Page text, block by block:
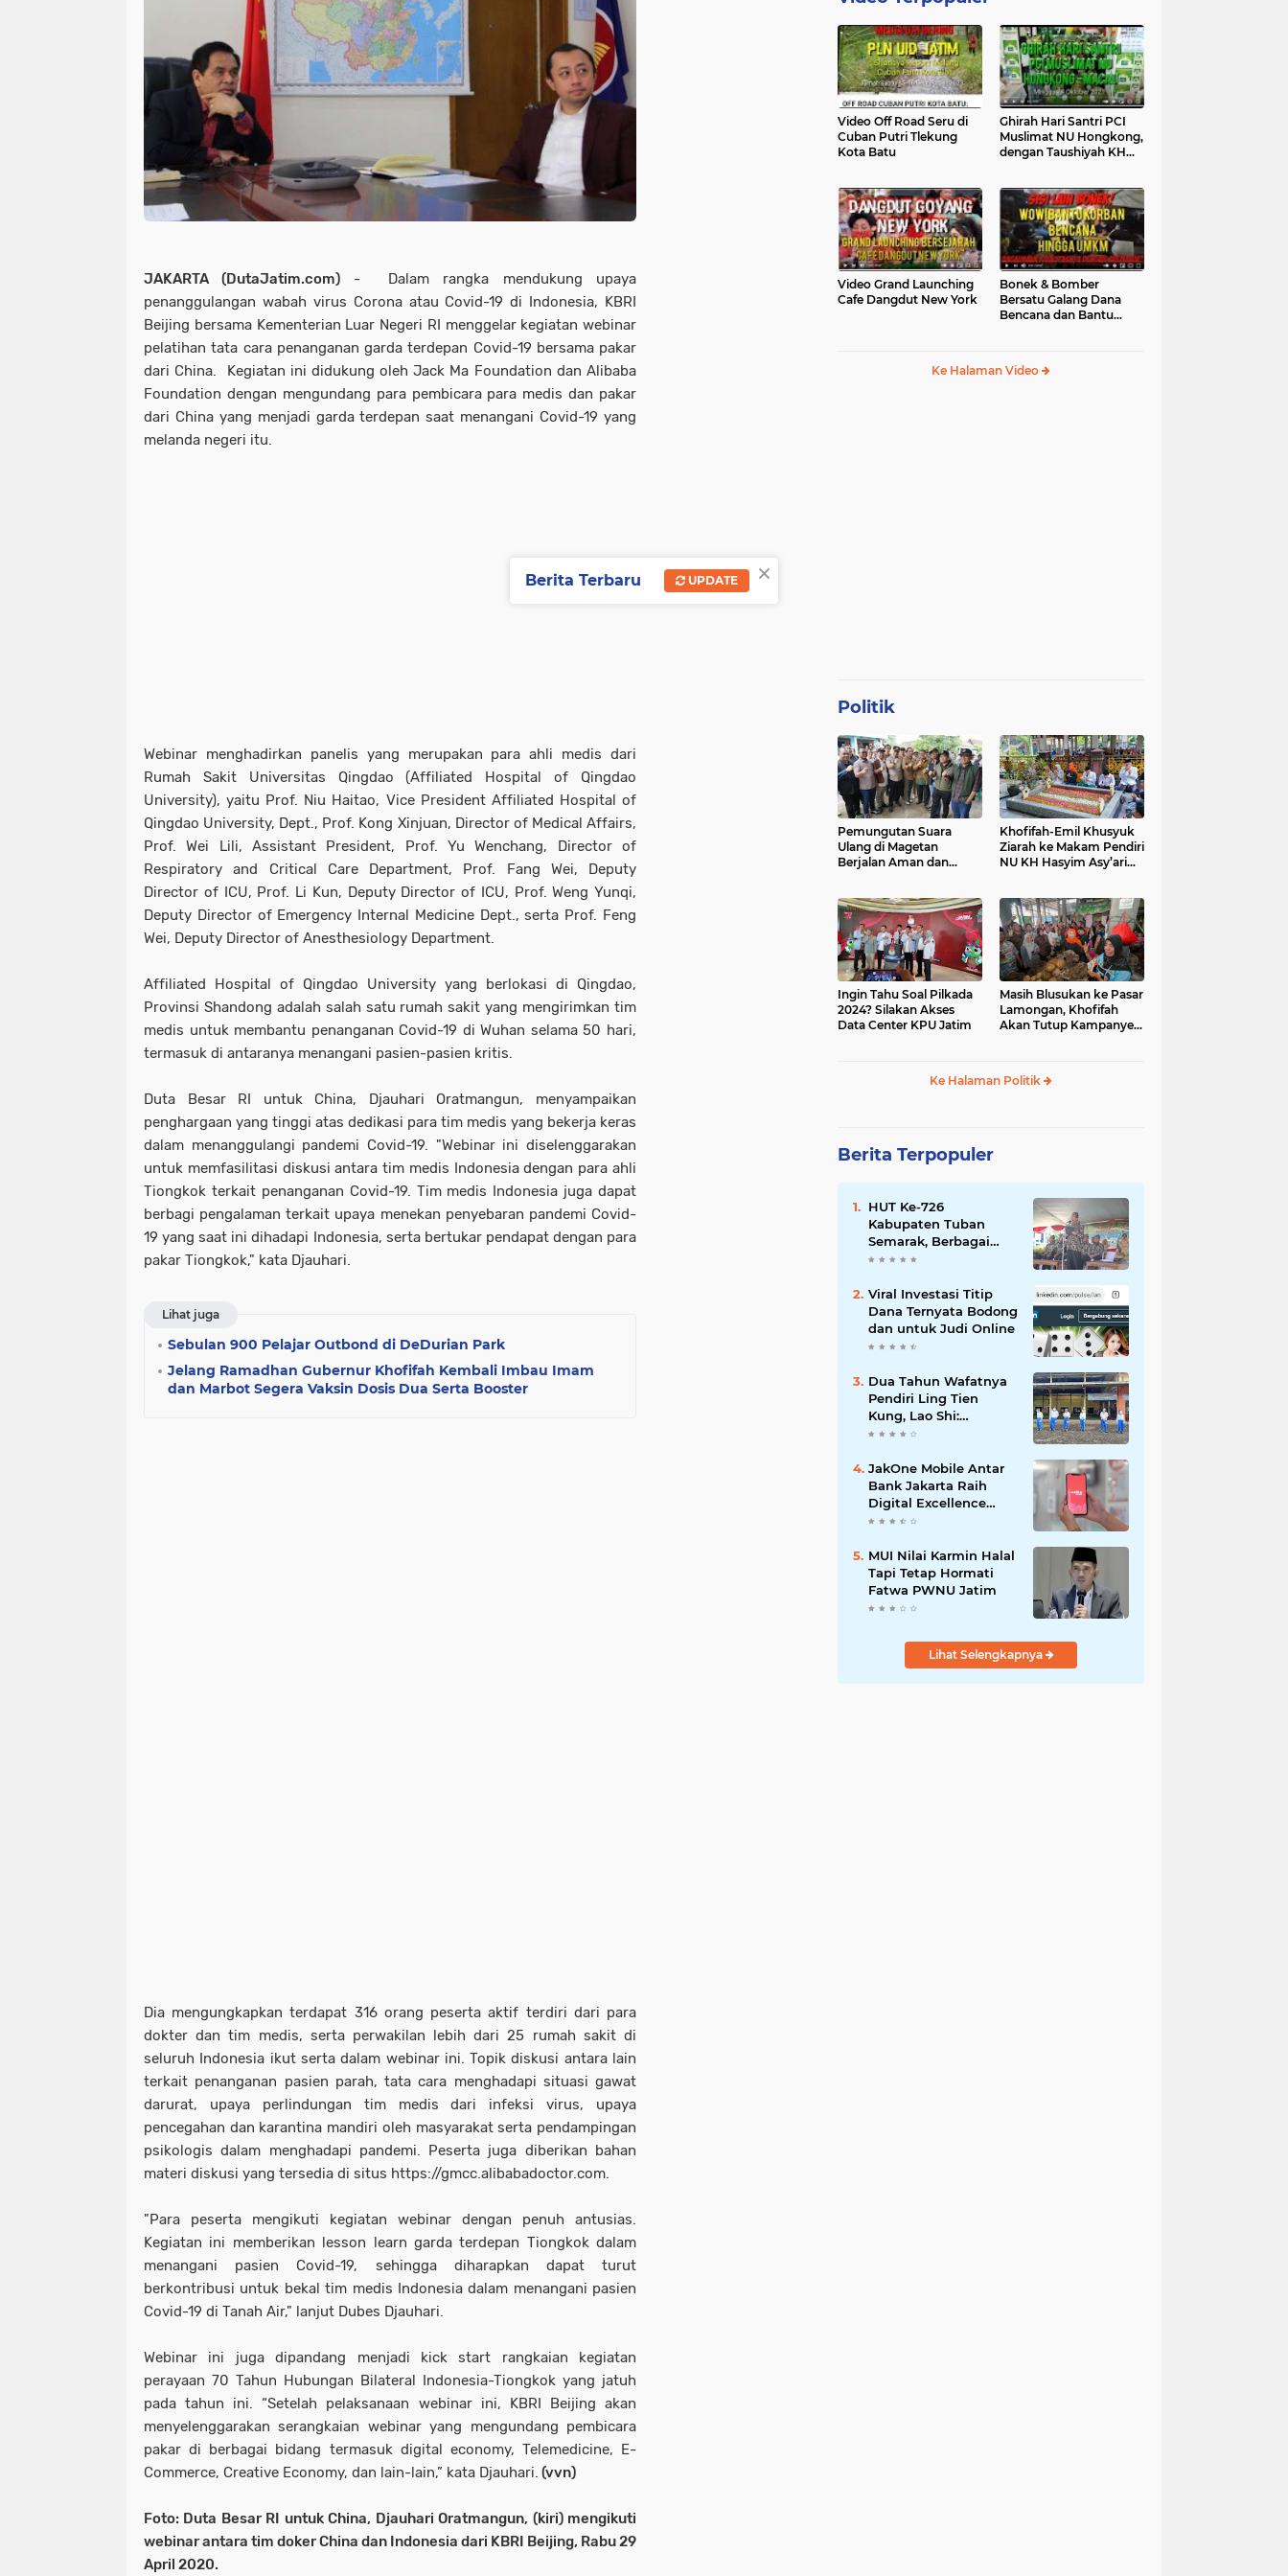
JAKARTA (DutaJatim.com) - Dalam rangka mendukung upaya
penanggulangan wabah virus Corona atau Covid-19 di Indonesia, KBRI
Beijing bersama Kementerian Luar Negeri RI menggelar kegiatan webinar
pelatihan tata cara penanganan garda terdepan Covid-19 bersama pakar
dari China. Kegiatan ini didukung oleh Jack Ma Foundation dan Alibaba
Foundation dengan mengundang para pembicara para medis dan pakar
dari China yang menjadi garda terdepan saat menangani Covid-19 yang
melanda negeri itu.
Webinar menghadirkan panelis yang merupakan para ahli medis dari
Rumah Sakit Universitas Qingdao (Affiliated Hospital of Qingdao
University), yaitu Prof. Niu Haitao, Vice President Affiliated Hospital of
Qingdao University, Dept., Prof. Kong Xinjuan, Director of Medical Affairs,
Prof. Wei Lili, Assistant President, Prof. Yu Wenchang, Director of
Respiratory and Critical Care Department, Prof. Fang Wei, Deputy
Director of ICU, Prof. Li Kun, Deputy Director of ICU, Prof. Weng Yunqi,
Deputy Director of Emergency Internal Medicine Dept., serta Prof. Feng
Wei, Deputy Director of Anesthesiology Department.
Affiliated Hospital of Qingdao University yang berlokasi di Qingdao,
Provinsi Shandong adalah salah satu rumah sakit yang mengirimkan tim
medis untuk membantu penanganan Covid-19 di Wuhan selama 50 hari,
termasuk di antaranya menangani pasien-pasien kritis.
Duta Besar RI untuk China, Djauhari Oratmangun, menyampaikan
penghargaan yang tinggi atas dedikasi para tim medis yang bekerja keras
dalam menanggulangi pandemi Covid-19. "Webinar ini diselenggarakan
untuk memfasilitasi diskusi antara tim medis Indonesia dengan para ahli
Tiongkok terkait penanganan Covid-19. Tim medis Indonesia juga dapat
berbagi pengalaman terkait upaya menekan penyebaran pandemi Covid-
19 yang saat ini dihadapi Indonesia, serta bertukar pendapat dengan para
pakar Tiongkok," kata Djauhari.
Lihat juga
Sebulan 900 Pelajar Outbond di DeDurian Park
Jelang Ramadhan Gubernur Khofifah Kembali Imbau Imam
dan Marbot Segera Vaksin Dosis Dua Serta Booster
Dia mengungkapkan terdapat 316 orang peserta aktif terdiri dari para
dokter dan tim medis, serta perwakilan lebih dari 25 rumah sakit di
seluruh Indonesia ikut serta dalam webinar ini. Topik diskusi antara lain
terkait penanganan pasien parah, tata cara menghadapi situasi gawat
darurat, upaya perlindungan tim medis dari infeksi virus, upaya
pencegahan dan karantina mandiri oleh masyarakat serta pendampingan
psikologis dalam menghadapi pandemi. Peserta juga diberikan bahan
materi diskusi yang tersedia di situs https://gmcc.alibabadoctor.com.
"Para peserta mengikuti kegiatan webinar dengan penuh antusias.
Kegiatan ini memberikan lesson learn garda terdepan Tiongkok dalam
menangani pasien Covid-19, sehingga diharapkan dapat turut
berkontribusi untuk bekal tim medis Indonesia dalam menangani pasien
Covid-19 di Tanah Air," lanjut Dubes Djauhari.
Webinar ini juga dipandang menjadi kick start rangkaian kegiatan
perayaan 70 Tahun Hubungan Bilateral Indonesia-Tiongkok yang jatuh
pada tahun ini. “Setelah pelaksanaan webinar ini, KBRI Beijing akan
menyelenggarakan serangkaian webinar yang mengundang pembicara
pakar di berbagai bidang termasuk digital economy, Telemedicine, E-
Commerce, Creative Economy, dan lain-lain,” kata Djauhari. (vvn)
Foto: Duta Besar RI untuk China, Djauhari Oratmangun, (kiri) mengikuti
webinar antara tim doker China dan Indonesia dari KBRI Beijing, Rabu 29
April 2020.
Video Off Road Seru di
Cuban Putri Tlekung
Kota Batu
Ghirah Hari Santri PCI
Muslimat NU Hongkong,
dengan Taushiyah KH
Video Grand Launching
Cafe Dangdut New York
Bonek & Bomber
Bersatu Galang Dana
Bencana dan Bantu
Ke Halaman Video
Politik
Pemungutan Suara
Ulang di Magetan
Berjalan Aman dan
Khofifah-Emil Khusyuk
Ziarah ke Makam Pendiri
NU KH Hasyim Asy’ari
Ingin Tahu Soal Pilkada
2024? Silakan Akses
Data Center KPU Jatim
Masih Blusukan ke Pasar
Lamongan, Khofifah
Akan Tutup Kampanye
Ke Halaman Politik
Berita Terpopuler
HUT Ke-726
Kabupaten Tuban
Semarak, Berbagai
Prestasinya Pun
Viral Investasi Titip
Dana Ternyata Bodong
dan untuk Judi Online
Dua Tahun Wafatnya
Pendiri Ling Tien
Kung, Lao Shi:
Amanah Harus Kita
JakOne Mobile Antar
Bank Jakarta Raih
Digital Excellence
Awards 2026
MUI Nilai Karmin Halal
Tapi Tetap Hormati
Fatwa PWNU Jatim
Lihat Selengkapnya
×
Berita Terbaru UPDATE